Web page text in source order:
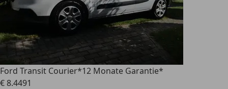
Ford Transit Courier*12 Monate Garantie*
€ 8.4491